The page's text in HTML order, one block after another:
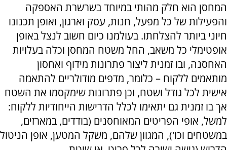
המחסן הוא חלק מהותי במיוחד בשרשרת האספקה
והפעילות של כל מפעל, חנות, עסק וארגון, ואופן תכנונו
חיוני ביותר להצלחתו. בעולמנו כיום חשוב לנצל באופן
אופטימלי כל משאב, החל משטח המחסן וכלה בעלויות
האחסנה, ובו זמנית ליצור פתרונות מידוף ואחסון
מותאמים ללקוח – כלומר, מדפים מודולריים להתאמה
אישית לכל גודל ושטח, וכן פתרונות שימקסמו את השטח
אך בו זמנית גם יתאימו לכלל הדרישות הייחודיות ללקוח:
למשל, אופי הפריטים המאוחסנים (בודדים, במארזים,
במשטחים וכו'), המגוון שלהם, משקל המטען, אופן הניטול